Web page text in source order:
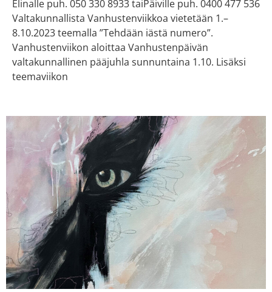
Elinalle puh. 050 330 8933 taiPäiville puh. 0400 477 536
Valtakunnallista Vanhustenviikkoa vietetään 1.–
8.10.2023 teemalla ”Tehdään iästä numero”.
Vanhustenviikon aloittaa Vanhustenpäivän
valtakunnallinen pääjuhla sunnuntaina 1.10. Lisäksi
teemaviikon